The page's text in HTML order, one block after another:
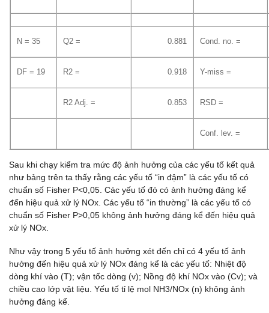
N = 35 Q2 = 0.881 Cond. no. =
DF = 19 R2 = 0.918 Y-miss =
R2 Adj. = 0.853 RSD =
Conf. lev. =
Sau khi chạy kiểm tra mức độ ảnh hưởng của các yếu tố kết quả
như bảng trên ta thấy rằng các yếu tố “in đậm” là các yếu tố có
chuẩn số Fisher P<0,05. Các yếu tố đó có ảnh hưởng đáng kể
đến hiệu quả xử lý NOx. Các yếu tố “in thường” là các yếu tố có
chuẩn số Fisher P>0,05 không ảnh hưởng đáng kể đến hiệu quả
xử lý NOx.
Như vậy trong 5 yếu tố ảnh hưởng xét đến chỉ có 4 yếu tố ảnh
hưởng đến hiệu quả xử lý NOx đáng kể là các yếu tố: Nhiệt độ
dòng khí vào (T); vận tốc dòng (v); Nồng độ khí NOx vào (Cv); và
chiều cao lớp vật liệu. Yếu tố tỉ lệ mol NH3/NOx (n) không ảnh
hưởng đáng kể.